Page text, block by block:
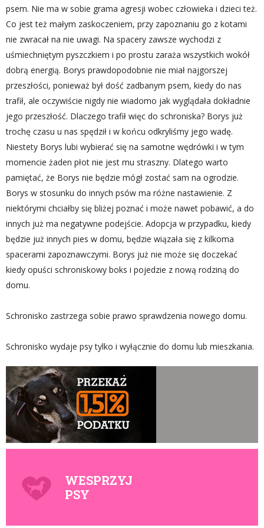
psem. Nie ma w sobie grama agresji wobec człowieka i dzieci też.
Co jest też małym zaskoczeniem, przy zapoznaniu go z kotami
nie zwracał na nie uwagi. Na spacery zawsze wychodzi z
uśmiechniętym pyszczkiem i po prostu zaraża wszystkich wokół
dobrą energią. Borys prawdopodobnie nie miał najgorszej
przeszłości, ponieważ był dość zadbanym psem, kiedy do nas
trafił, ale oczywiście nigdy nie wiadomo jak wyglądała dokładnie
jego przeszłość. Dlaczego trafił więc do schroniska? Borys już
trochę czasu u nas spędził i w końcu odkryliśmy jego wadę.
Niestety Borys lubi wybierać się na samotne wędrówki i w tym
momencie żaden płot nie jest mu straszny. Dlatego warto
pamiętać, że Borys nie będzie mógł zostać sam na ogrodzie.
Borys w stosunku do innych psów ma różne nastawienie. Z
niektórymi chciałby się bliżej poznać i może nawet pobawić, a do
innych już ma negatywne podejście. Adopcja w przypadku, kiedy
będzie już innych pies w domu, będzie wiązała się z kilkoma
spacerami zapoznawczymi. Borys już nie może się doczekać
kiedy opuści schroniskowy boks i pojedzie z nową rodziną do
domu.
Schronisko zastrzega sobie prawo sprawdzenia nowego domu.
Schronisko wydaje psy tylko i wyłącznie do domu lub mieszkania.
WESPRZYJ
PSY